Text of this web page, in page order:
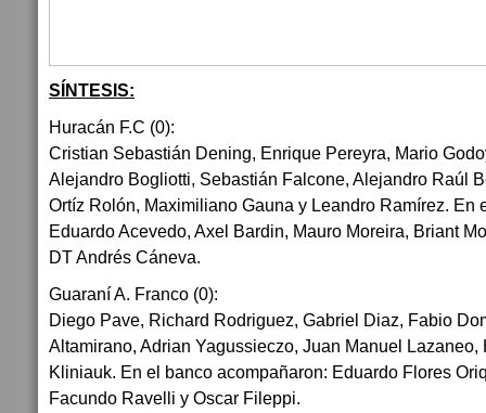
SÍNTESIS:
Huracán F.C (0):
Cristian Sebastián Dening, Enrique Pereyra, Mario
Alejandro Bogliotti, Sebastián Falcone, Alejandro Raúl
Ortíz Rolón, Maximiliano Gauna y Leandro Ramírez. En
Eduardo Acevedo, Axel Bardin, Mauro Moreira, Briant
DT Andrés Cáneva.
Guaraní A. Franco (0):
Diego Pave, Richard Rodriguez, Gabriel Diaz, Fabio
Altamirano, Adrian Yagussieczo, Juan Manuel Lazaneo,
Kliniauk. En el banco acompañaron: Eduardo Flores
Facundo Ravelli y Oscar Fileppi.